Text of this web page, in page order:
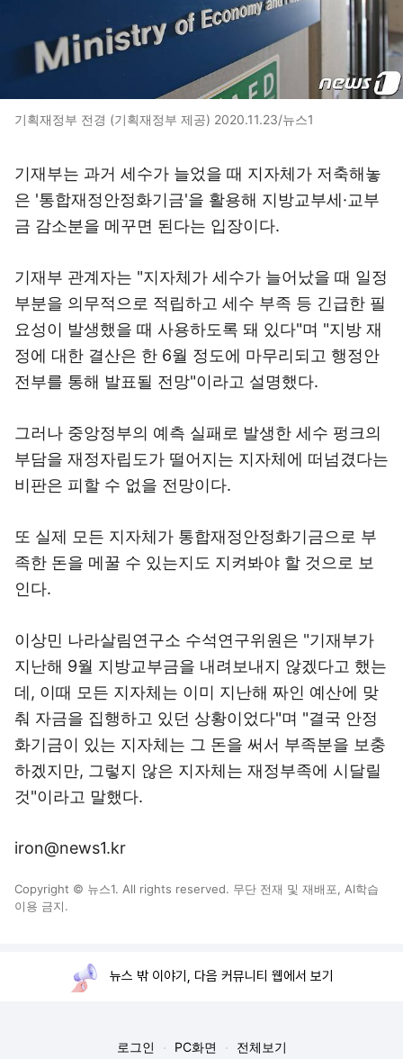
기획재정부 전경 (기획재정부 제공) 2020.11.23/뉴스1
기재부는 과거 세수가 늘었을 때 지자체가 저축해놓
은 '통합재정안정화기금'을 활용해 지방교부세·교부
금 감소분을 메꾸면 된다는 입장이다.
기재부 관계자는 "지자체가 세수가 늘어났을 때 일정
부분을 의무적으로 적립하고 세수 부족 등 긴급한 필
요성이 발생했을 때 사용하도록 돼 있다"며 "지방 재
정에 대한 결산은 한 6월 정도에 마무리되고 행정안
전부를 통해 발표될 전망"이라고 설명했다.
그러나 중앙정부의 예측 실패로 발생한 세수 펑크의
부담을 재정자립도가 떨어지는 지자체에 떠넘겼다는
비판은 피할 수 없을 전망이다.
또 실제 모든 지자체가 통합재정안정화기금으로 부
족한 돈을 메꿀 수 있는지도 지켜봐야 할 것으로 보
인다.
이상민 나라살림연구소 수석연구위원은 "기재부가
지난해 9월 지방교부금을 내려보내지 않겠다고 했는
데, 이때 모든 지자체는 이미 지난해 짜인 예산에 맞
춰 자금을 집행하고 있던 상황이었다"며 "결국 안정
화기금이 있는 지자체는 그 돈을 써서 부족분을 보충
하겠지만, 그렇지 않은 지자체는 재정부족에 시달릴
것"이라고 말했다.
iron@news1.kr
Copyright © 뉴스1. All rights reserved. 무단 전재 및 재배포, AI학습
이용 금지.
뉴스 밖 이야기, 다음 커뮤니티 웹에서 보기
로그인 PC화면 전체보기